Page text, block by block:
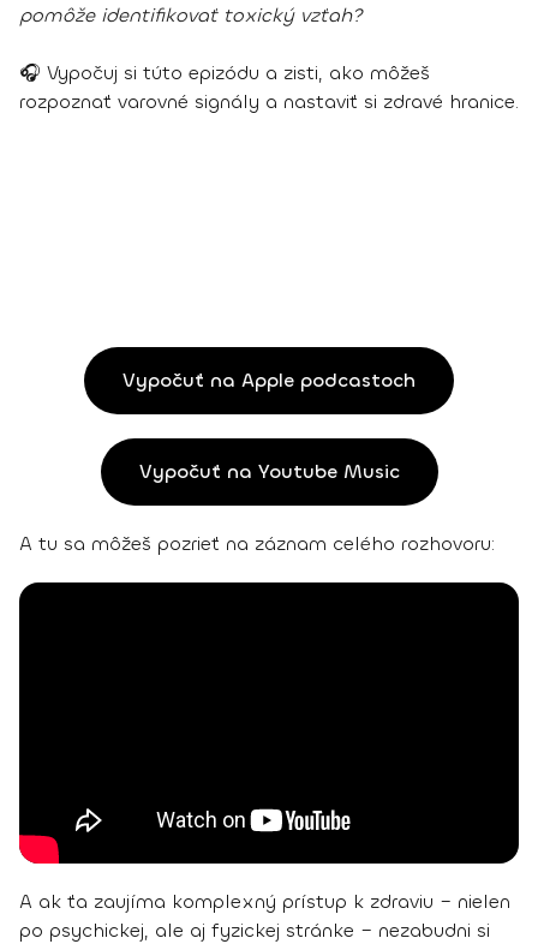
pomôže identifikovať toxický vzťah?
🎧 Vypočuj si túto epizódu a zisti, ako môžeš
rozpoznať varovné signály a nastaviť si zdravé hranice.
Vypočuť na Apple podcastoch
Vypočuť na Youtube Music
A tu sa môžeš pozrieť na záznam celého rozhovoru:
A ak ťa zaujíma komplexný prístup k zdraviu – nielen
po psychickej, ale aj fyzickej stránke – nezabudni si